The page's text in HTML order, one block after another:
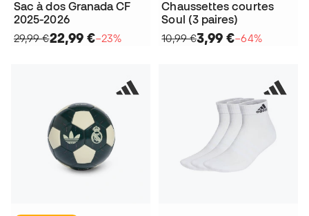
Sac à dos Granada CF
2025-2026
29,99 €22,99 €−23%
Chaussettes courtes
Soul (3 paires)
10,99 €3,99 €−64%